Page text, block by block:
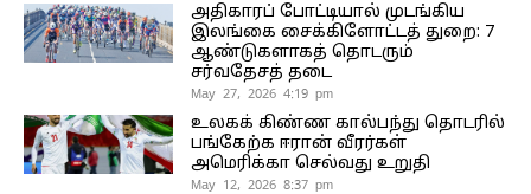
அதிகாரப் போட்டியால் முடங்கிய
இலங்கை சைக்கிளோட்டத் துறை: 7
ஆண்டுகளாகத் தொடரும்
சர்வதேசத் தடை
May 27, 2026 4:19 pm
உலகக் கிண்ண கால்பந்து தொடரில்
பங்கேற்க ஈரான் வீரர்கள்
அமெரிக்கா செல்வது உறுதி
May 12, 2026 8:37 pm